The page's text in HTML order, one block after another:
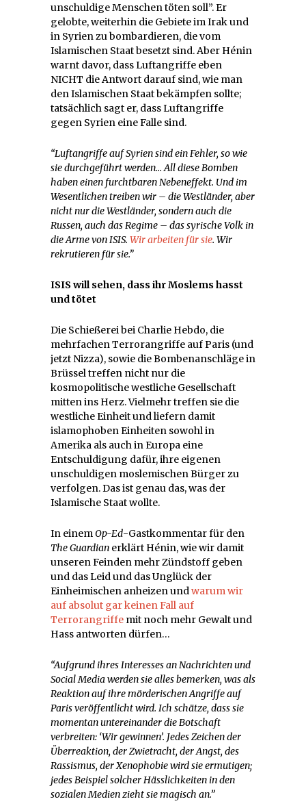
unschuldige Menschen töten soll”. Er
gelobte, weiterhin die Gebiete im Irak und
in Syrien zu bombardieren, die vom
Islamischen Staat besetzt sind. Aber Hénin
warnt davor, dass Luftangriffe eben
NICHT die Antwort darauf sind, wie man
den Islamischen Staat bekämpfen sollte;
tatsächlich sagt er, dass Luftangriffe
gegen Syrien eine Falle sind.
“Luftangriffe auf Syrien sind ein Fehler, so wie
sie durchgeführt werden… All diese Bomben
haben einen furchtbaren Nebeneffekt. Und im
Wesentlichen treiben wir – die Westländer, aber
nicht nur die Westländer, sondern auch die
Russen, auch das Regime – das syrische Volk in
die Arme von ISIS. Wir arbeiten für sie. Wir
rekrutieren für sie.”
ISIS will sehen, dass ihr Moslems hasst
und tötet
Die Schießerei bei Charlie Hebdo, die
mehrfachen Terrorangriffe auf Paris (und
jetzt Nizza), sowie die Bombenanschläge in
Brüssel treffen nicht nur die
kosmopolitische westliche Gesellschaft
mitten ins Herz. Vielmehr treffen sie die
westliche Einheit und liefern damit
islamophoben Einheiten sowohl in
Amerika als auch in Europa eine
Entschuldigung dafür, ihre eigenen
unschuldigen moslemischen Bürger zu
verfolgen. Das ist genau das, was der
Islamische Staat wollte.
In einemOp-Ed-Gastkommentar für den
The Guardian erklärt Hénin, wie wir damit
unseren Feinden mehr Zündstoff geben
und das Leid und das Unglück der
Einheimischen anheizen undwarum wir
auf absolut gar keinen Fall auf
Terrorangriffe mit noch mehr Gewalt und
Hass antworten dürfen…
“Aufgrund ihres Interesses an Nachrichten und
Social Media werden sie alles bemerken, was als
Reaktion auf ihre mörderischen Angriffe auf
Paris veröffentlicht wird. Ich schätze, dass sie
momentan untereinander die Botschaft
verbreiten: ‘Wir gewinnen’. Jedes Zeichen der
Überreaktion, der Zwietracht, der Angst, des
Rassismus, der Xenophobie wird sie ermutigen;
jedes Beispiel solcher Hässlichkeiten in den
sozialen Medien zieht sie magisch an.”